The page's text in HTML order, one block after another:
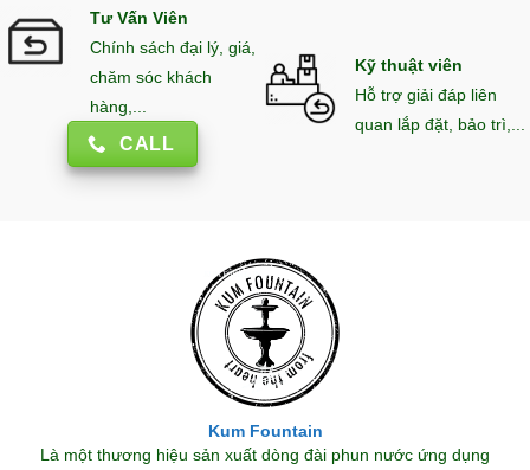
Tư Vấn Viên
Chính sách đại lý, giá,
chăm sóc khách
hàng,...
CALL
Kỹ thuật viên
Hỗ trợ giải đáp liên
quan lắp đặt, bảo trì,...
Kum Fountain
Là một thương hiệu sản xuất dòng đài phun nước ứng dụng